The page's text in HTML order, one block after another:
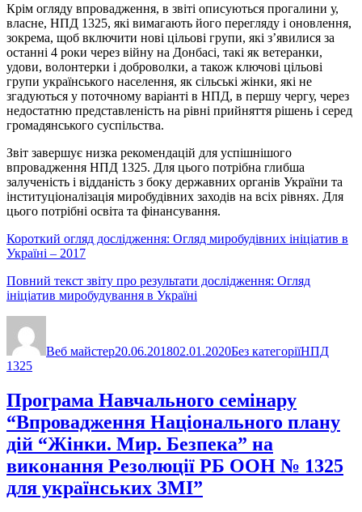
Крім огляду впровадження, в звіті описуються прогалини у,
власне, НПД 1325, які вимагають його перегляду і оновлення,
зокрема, щоб включити нові цільові групи, які з’явилися за
останні 4 роки через війну на Донбасі, такі як ветеранки,
удови, волонтерки і доброволки, а також ключові цільові
групи українського населення, як сільські жінки, які не
згадуються у поточному варіанті в НПД, в першу чергу, через
недостатню представленість на рівні прийняття рішень і серед
громадянського суспільства.
Звіт завершує низка рекомендацій для успішнішого
впровадження НПД 1325. Для цього потрібна глибша
залученість і відданість з боку державних органів України та
інституціоналізація миробудівних заходів на всіх рівнях. Для
цього потрібні освіта та фінансування.
Короткий огляд дослідження: Огляд миробудівних ініціатив в
Україні – 2017
Повний текст звіту про результати дослідження: Огляд
ініціатив миробудування в Україні
Веб майстер20.06.201802.01.2020Без категоріїНПД
1325
Програма Навчального семінару
“Впровадження Національного плану
дій “Жінки. Мир. Безпека” на
виконання Резолюції РБ ООН № 1325
для українських ЗМІ”